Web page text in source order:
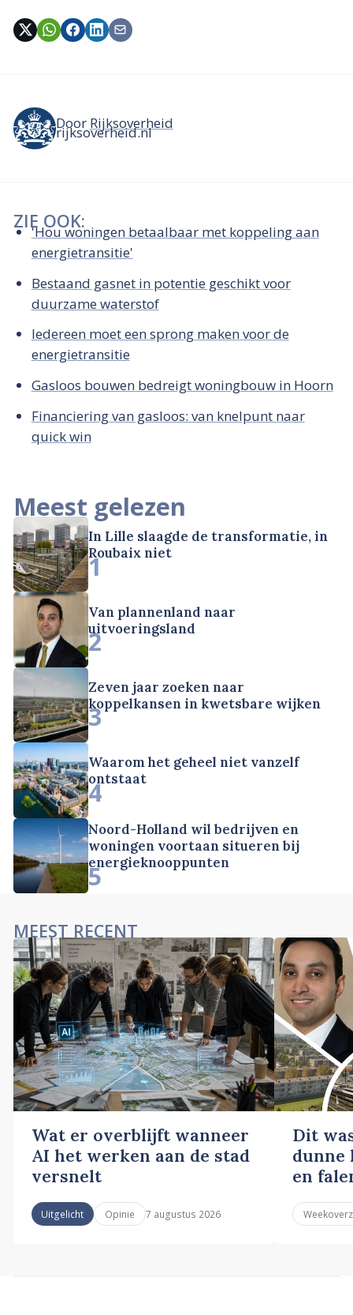
Door Rijksoverheid
rijksoverheid.nl
ZIE OOK:
'Hou woningen betaalbaar met koppeling aan
energietransitie'
Bestaand gasnet in potentie geschikt voor
duurzame waterstof
Iedereen moet een sprong maken voor de
energietransitie
Gasloos bouwen bedreigt woningbouw in Hoorn
Financiering van gasloos: van knelpunt naar
quick win
Meest gelezen
In Lille slaagde de transformatie, in
Roubaix niet
1
Van plannenland naar
uitvoeringsland
2
Zeven jaar zoeken naar
koppelkansen in kwetsbare wijken
3
Waarom het geheel niet vanzelf
ontstaat
4
Noord-Holland wil bedrijven en
woningen voortaan situeren bij
energieknooppunten
5
MEEST RECENT
Wat er overblijft wanneer
AI het werken aan de stad
versnelt
Uitgelicht Opinie 7 augustus 2026
Dit
dunne
en